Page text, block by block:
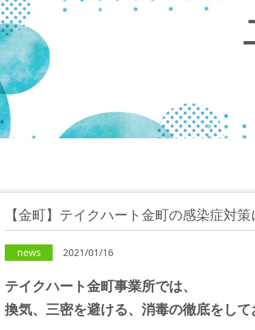
【金町】テイクハート金町の感染症対
news 2021/01/16
テイクハート金町事業所では、
換気、三密を避ける、消毒の徹底をして